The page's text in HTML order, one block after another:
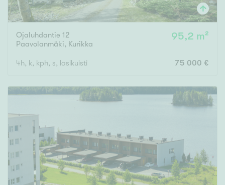
Ojaluhdantie 12
Paavolanmäki, Kurikka
95,2 m²
4h, k, kph, s, lasikuisti 75 000 €